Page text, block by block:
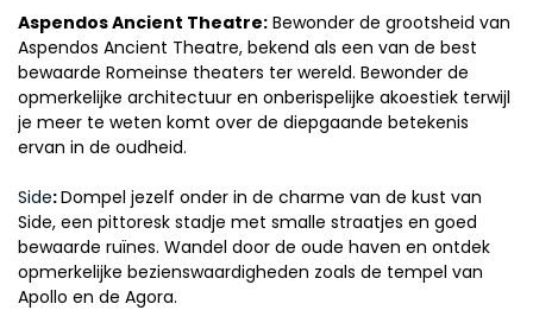
Aspendos Ancient Theatre: Bewonder de grootsheid van
Aspendos Ancient Theatre, bekend als een van de best
bewaarde Romeinse theaters ter wereld. Bewonder de
opmerkelijke architectuur en onberispelijke akoestiek terwijl
je meer te weten komt over de diepgaande betekenis
ervan in de oudheid.
Side: Dompel jezelf onder in de charme van de kust van
Side, een pittoresk stadje met smalle straatjes en goed
bewaarde ruïnes. Wandel door de oude haven en ontdek
opmerkelijke bezienswaardigheden zoals de tempel van
Apollo en de Agora.